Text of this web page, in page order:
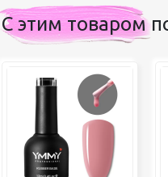
С этим товаром